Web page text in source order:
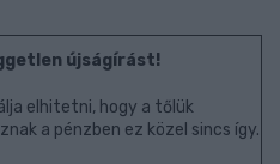
újságírást!
elhitetni, hogy a tőlük
a pénzben ez közel sincs így.